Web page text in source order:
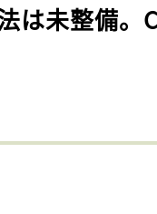
は未整備。